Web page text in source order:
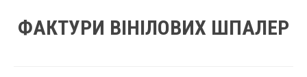
ФАКТУРИ ВІНІЛОВИХ ШПАЛЕР